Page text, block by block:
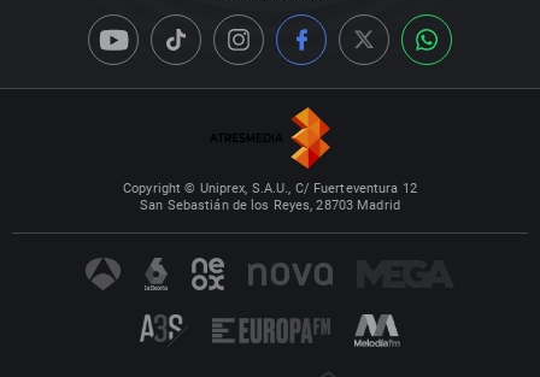
Copyright © Uniprex, S.A.U., C/ Fuerteventura 12
San Sebastián de los Reyes, 28703 Madrid